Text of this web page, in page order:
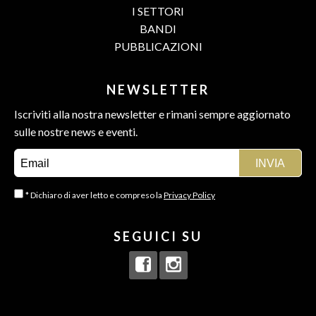
I SETTORI
BANDI
PUBBLICAZIONI
NEWSLETTER
Iscriviti alla nostra newsletter e rimani sempre aggiornato
sulle nostre news e eventi.
* Dichiaro di aver letto e compreso la Privacy Policy
SEGUICI SU